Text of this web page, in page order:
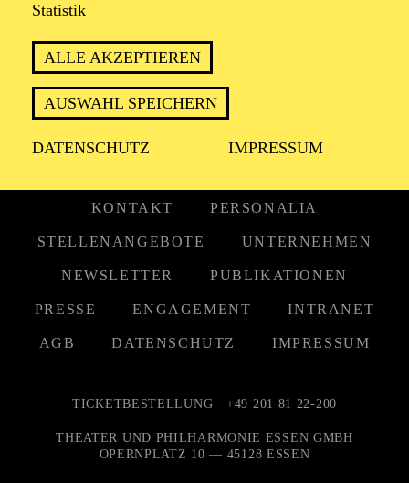
Statistik
ALLE AKZEPTIEREN
AUSWAHL SPEICHERN
DATENSCHUTZ IMPRESSUM
KONTAKT PERSONALIA
STELLENANGEBOTE UNTERNEHMEN
NEWSLETTER PUBLIKATIONEN
PRESSE ENGAGEMENT INTRANET
AGB DATENSCHUTZ IMPRESSUM
TICKETBESTELLUNG +49 201 81 22-200
THEATER UND PHILHARMONIE ESSEN GMBH
OPERNPLATZ 10 — 45128 ESSEN